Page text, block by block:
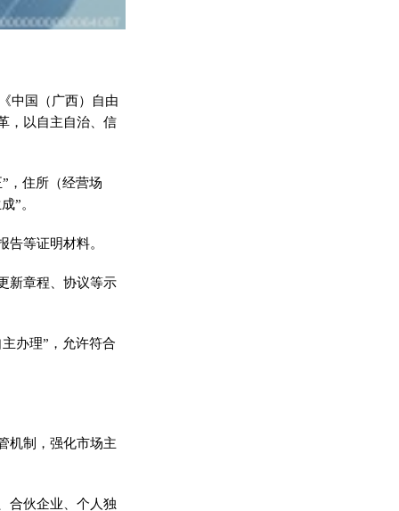
中国（广西）自由
，以自主自治、信
，住所（经营场
”。
等证明材料。
新章程、协议等示
办理”，允许符合
机制，强化市场主
合伙企业、个人独